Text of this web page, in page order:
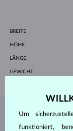
BREITE
HÖHE
LÄNGE
GEWICHT
SCHMUCK
Um
funktioniert,